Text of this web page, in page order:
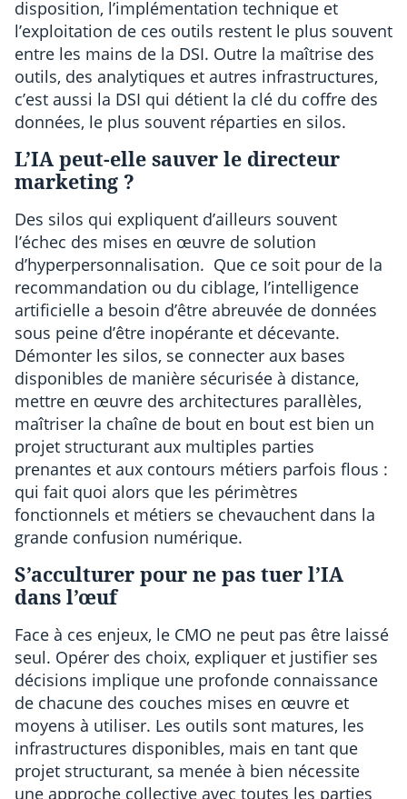
disposition, l’implémentation technique et
l’exploitation de ces outils restent le plus souvent
entre les mains de la DSI. Outre la maîtrise des
outils, des analytiques et autres infrastructures,
c’est aussi la DSI qui détient la clé du coffre des
données, le plus souvent réparties en silos.
L’IA peut-elle sauver le directeur
marketing ?
Des silos qui expliquent d’ailleurs souvent
l’échec des mises en œuvre de solution
d’hyperpersonnalisation. Que ce soit pour de la
recommandation ou du ciblage, l’intelligence
artificielle a besoin d’être abreuvée de données
sous peine d’être inopérante et décevante.
Démonter les silos, se connecter aux bases
disponibles de manière sécurisée à distance,
mettre en œuvre des architectures parallèles,
maîtriser la chaîne de bout en bout est bien un
projet structurant aux multiples parties
prenantes et aux contours métiers parfois flous :
qui fait quoi alors que les périmètres
fonctionnels et métiers se chevauchent dans la
grande confusion numérique.
S’acculturer pour ne pas tuer l’IA
dans l’œuf
Face à ces enjeux, le CMO ne peut pas être laissé
seul. Opérer des choix, expliquer et justifier ses
décisions implique une profonde connaissance
de chacune des couches mises en œuvre et
moyens à utiliser. Les outils sont matures, les
infrastructures disponibles, mais en tant que
projet structurant, sa menée à bien nécessite
une approche collective avec toutes les parties